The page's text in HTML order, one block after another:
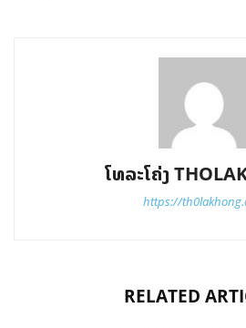
ໂທລະໂຄ່ງ
https://
RELATED